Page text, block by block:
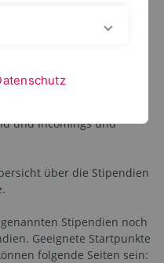
bei denen die TH OWL
Vergabeentscheidung
sich um Stipendien für
aber auch Studierende
um Stipendien für
und Incomings und
über die Stipendien
Stipendien noch
Geeignete Startpunkte
folgende Seiten sein: